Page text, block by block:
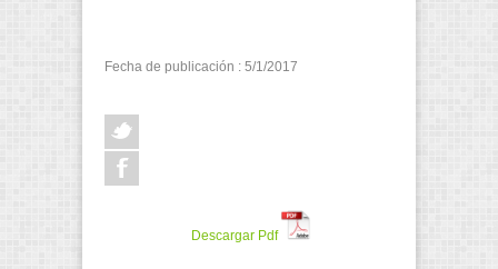
Fecha de publicación : 5/1/2017
Descargar Pdf